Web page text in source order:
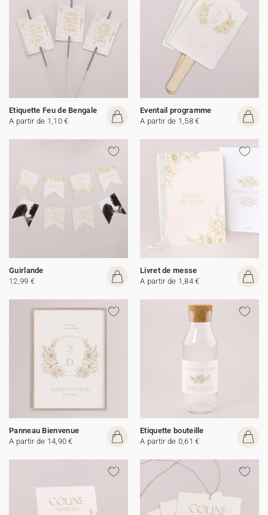
Etiquette Feu de Bengale
A partir de 1,10 €
Eventail programme
A partir de 1,58 €
Guirlande
12,99 €
Livret de messe
A partir de 1,84 €
Panneau Bienvenue
A partir de 14,90 €
Etiquette bouteille
A partir de 0,61 €